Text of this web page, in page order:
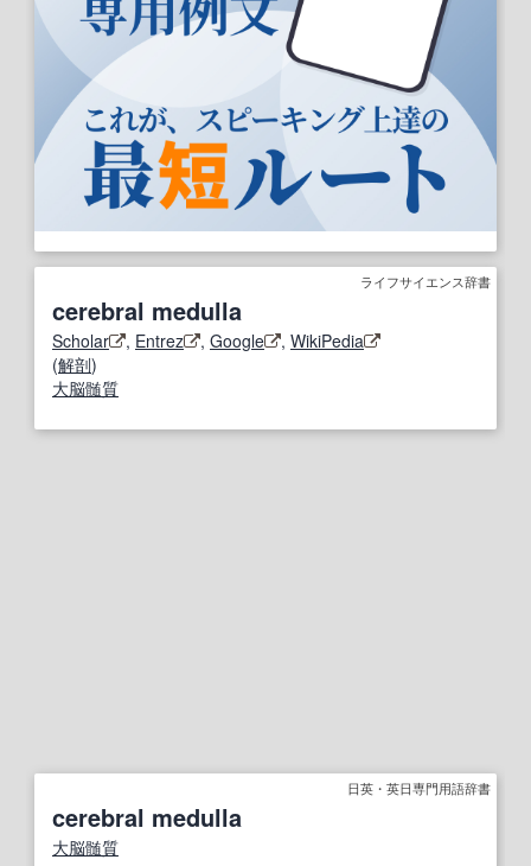
ライフサイエンス辞書
cerebral medulla
Scholar , Entrez , Google , WikiPedia
(解剖)
大脳髄質
日英・英日専門用語辞書
cerebral medulla
大脳髄質